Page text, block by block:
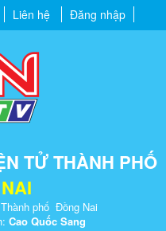
Liên hệ Đăng nhập
TỬ THÀNH PHỐ
phố Đồng Nai
Cao Quốc Sang